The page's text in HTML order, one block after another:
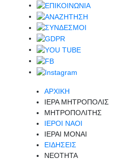
ΑΡΧΙΚΗ
ΙΕΡΑ ΜΗΤΡΟΠΟΛΙΣ
ΜΗΤΡΟΠΟΛΙΤΗΣ
ΙΕΡΟΙ ΝΑΟΙ
ΙΕΡΑΙ ΜΟΝΑΙ
ΕΙΔΗΣΕΙΣ
ΝΕΟΤΗΤΑ